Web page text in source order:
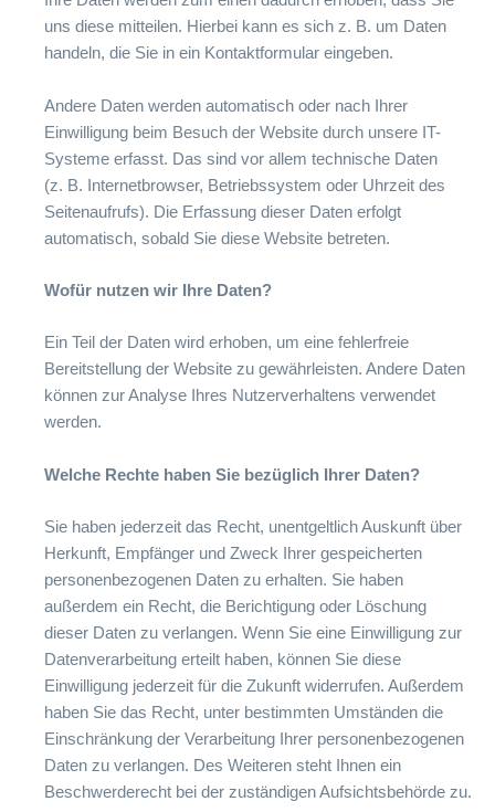
uns diese mitteilen. Hierbei kann es sich z. B. um Daten
handeln, die Sie in ein Kontaktformular eingeben.
Andere Daten werden automatisch oder nach Ihrer
Einwilligung beim Besuch der Website durch unsere IT-
Systeme erfasst. Das sind vor allem technische Daten
(z. B. Internetbrowser, Betriebssystem oder Uhrzeit des
Seitenaufrufs). Die Erfassung dieser Daten erfolgt
automatisch, sobald Sie diese Website betreten.
Wofür nutzen wir Ihre Daten?
Ein Teil der Daten wird erhoben, um eine fehlerfreie
Bereitstellung der Website zu gewährleisten. Andere Daten
können zur Analyse Ihres Nutzerverhaltens verwendet
werden.
Welche Rechte haben Sie bezüglich Ihrer Daten?
Sie haben jederzeit das Recht, unentgeltlich Auskunft über
Herkunft, Empfänger und Zweck Ihrer gespeicherten
personenbezogenen Daten zu erhalten. Sie haben
außerdem ein Recht, die Berichtigung oder Löschung
dieser Daten zu verlangen. Wenn Sie eine Einwilligung zur
Datenverarbeitung erteilt haben, können Sie diese
Einwilligung jederzeit für die Zukunft widerrufen. Außerdem
haben Sie das Recht, unter bestimmten Umständen die
Einschränkung der Verarbeitung Ihrer personenbezogenen
Daten zu verlangen. Des Weiteren steht Ihnen ein
Beschwerderecht bei der zuständigen Aufsichtsbehörde zu.